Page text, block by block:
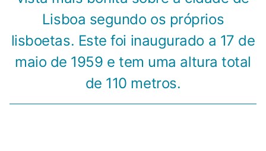
Lisboa segundo os próprios
lisboetas. Este foi inaugurado a 17 de
maio de 1959 e tem uma altura total
de 110 metros.